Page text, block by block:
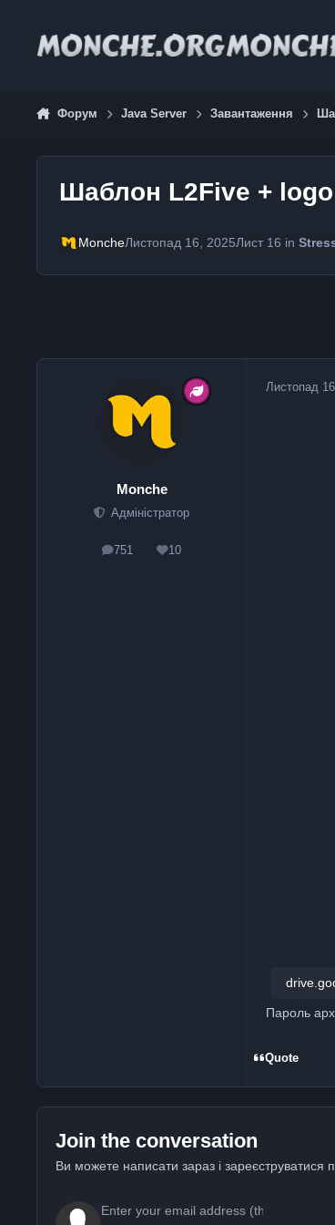
Форум Java Server Завантаження
Шаблон L2Five +
MoncheЛистопад 16, 2025Лист 16 in
Monche
Адміністратор
751
posts 10
Reputation
Листопад
Пароль
Quote
Join the conversation
Ви можете написати зараз і зареєструватися